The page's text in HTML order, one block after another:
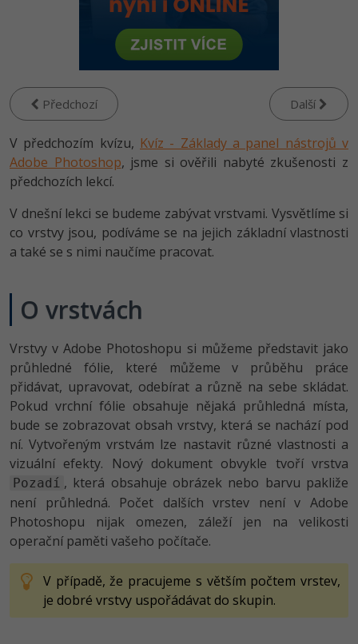
HTML5, CSS3, Bootstrap, SEO
SQL a databáze
Testování a verzování
UML a návrhové vzory
React
Spring
ASP.NET MVC
JavaScript
Python
HTML / CSS
UML a návrhové vzory
MySQL/MariaDB
MS-SQL
Vývojář mobilních aplikací
Specialista na AI a bigdata
C# Game developer
Webdesigner
Tester
Grafik / UX/UI návrhář
Projektový manažer
Databázový analytik
Copywriter
WordPress specialista
SEO specialista
Python -80%
JavaScript -80%
PHP
-80%
Swift -80%
C -80%
SQL
Návrh SW -80%
Algoritmy -41%
Umělá inteligence (AI) -10%
Pro děti
Více
Fórum
Digitální gramotnost
Marketing -30%
WordPress
-30%
UX
Business
Kryptoměny -25%
MS Office -80%
Google Dokumenty
Time management
Windows
Linux
Sítě
Kybernetická bezpečnost
Elektronický podpis
Fórum
Photoshop -80%
Adobe Illustrator -80%
Adobe Lightroom
Adobe InDesign -25%
Adobe After Effects
Blender -80%
Fotografování
Video
Ostatní
Fórum
Příběhy absolventů
Blog
Kariéra
Pro firmy
Předchozí Další
V předchozím kvízu, Kvíz - Základy a panel nástrojů v
Adobe Photoshop, jsme si ověřili nabyté zkušenosti z
předchozích lekcí.
V dnešní lekci se budeme zabývat vrstvami. Vysvětlíme si
co vrstvy jsou, podíváme se na jejich základní vlastnosti
a také se s nimi naučíme pracovat.
O vrstvách
Vrstvy v Adobe Photoshopu si můžeme představit jako
průhledné fólie, které můžeme v průběhu práce
přidávat, upravovat, odebírat a různě na sebe skládat.
Pokud vrchní fólie obsahuje nějaká průhledná místa,
bude se zobrazovat obsah vrstvy, která se nachází pod
ní. Vytvořeným vrstvám lze nastavit různé vlastnosti a
vizuální efekty. Nový dokument obvykle tvoří vrstva
Pozadí , která obsahuje obrázek nebo barvu pakliže
není průhledná. Počet dalších vrstev není v Adobe
Photoshopu nijak omezen, záleží jen na velikosti
operační paměti vašeho počítače.
V případě, že pracujeme s větším počtem vrstev,
je dobré vrstvy uspořádávat do skupin.